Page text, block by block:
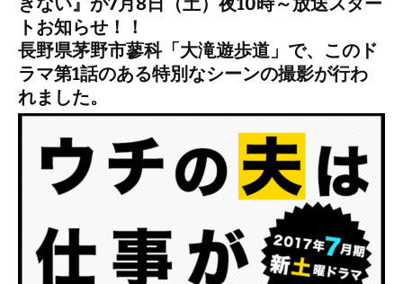
トお知らせ！！
長野県茅野市蓼科「大滝遊歩道」で、このド
ラマ第1話のある特別なシーンの撮影が行わ
れました。